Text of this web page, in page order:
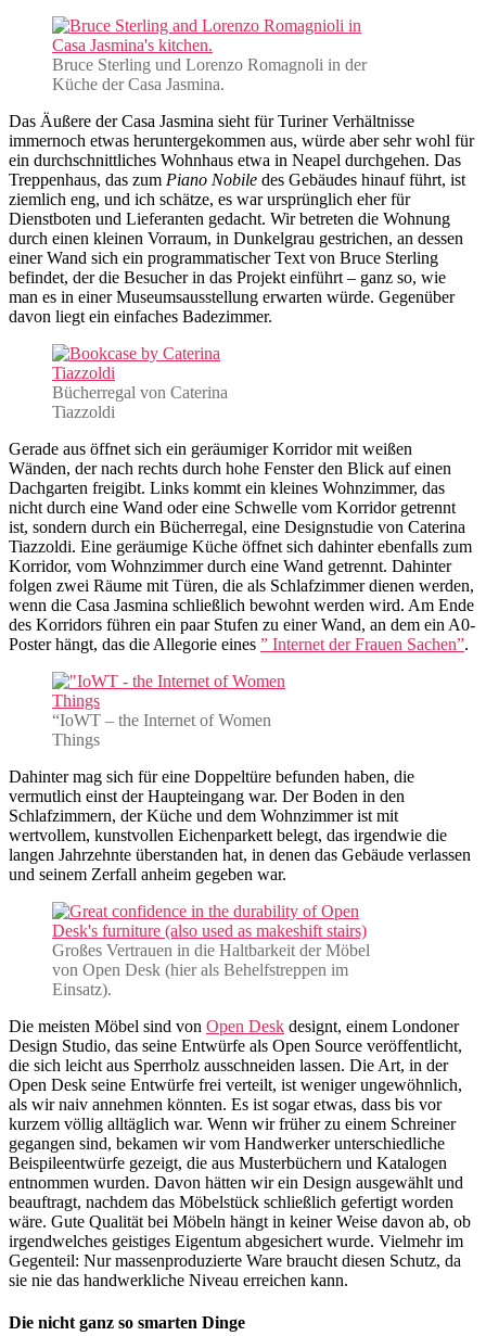
Bruce Sterling und Lorenzo Romagnoli in der
Küche der Casa Jasmina.
Das Äußere der Casa Jasmina sieht für Turiner Verhältnisse
immernoch etwas heruntergekommen aus, würde aber sehr wohl für
ein durchschnittliches Wohnhaus etwa in Neapel durchgehen. Das
Treppenhaus, das zum Piano Nobile des Gebäudes hinauf führt, ist
ziemlich eng, und ich schätze, es war ursprünglich eher für
Dienstboten und Lieferanten gedacht. Wir betreten die Wohnung
durch einen kleinen Vorraum, in Dunkelgrau gestrichen, an dessen
einer Wand sich ein programmatischer Text von Bruce Sterling
befindet, der die Besucher in das Projekt einführt – ganz so, wie
man es in einer Museumsausstellung erwarten würde. Gegenüber
davon liegt ein einfaches Badezimmer.
Bücherregal von Caterina
Tiazzoldi
Gerade aus öffnet sich ein geräumiger Korridor mit weißen
Wänden, der nach rechts durch hohe Fenster den Blick auf einen
Dachgarten freigibt. Links kommt ein kleines Wohnzimmer, das
nicht durch eine Wand oder eine Schwelle vom Korridor getrennt
ist, sondern durch ein Bücherregal, eine Designstudie von Caterina
Tiazzoldi. Eine geräumige Küche öffnet sich dahinter ebenfalls zum
Korridor, vom Wohnzimmer durch eine Wand getrennt. Dahinter
folgen zwei Räume mit Türen, die als Schlafzimmer dienen werden,
wenn die Casa Jasmina schließlich bewohnt werden wird. Am Ende
des Korridors führen ein paar Stufen zu einer Wand, an dem ein A0-
Poster hängt, das die Allegorie eines ” Internet der Frauen Sachen”.
“IoWT – the Internet of Women
Things
Dahinter mag sich für eine Doppeltüre befunden haben, die
vermutlich einst der Haupteingang war. Der Boden in den
Schlafzimmern, der Küche und dem Wohnzimmer ist mit
wertvollem, kunstvollen Eichenparkett belegt, das irgendwie die
langen Jahrzehnte überstanden hat, in denen das Gebäude verlassen
und seinem Zerfall anheim gegeben war.
Großes Vertrauen in die Haltbarkeit der Möbel
von Open Desk (hier als Behelfstreppen im
Einsatz).
Die meisten Möbel sind von Open Desk designt, einem Londoner
Design Studio, das seine Entwürfe als Open Source veröffentlicht,
die sich leicht aus Sperrholz ausschneiden lassen. Die Art, in der
Open Desk seine Entwürfe frei verteilt, ist weniger ungewöhnlich,
als wir naiv annehmen könnten. Es ist sogar etwas, dass bis vor
kurzem völlig alltäglich war. Wenn wir früher zu einem Schreiner
gegangen sind, bekamen wir vom Handwerker unterschiedliche
Beispileentwürfe gezeigt, die aus Musterbüchern und Katalogen
entnommen wurden. Davon hätten wir ein Design ausgewählt und
beauftragt, nachdem das Möbelstück schließlich gefertigt worden
wäre. Gute Qualität bei Möbeln hängt in keiner Weise davon ab, ob
irgendwelches geistiges Eigentum abgesichert wurde. Vielmehr im
Gegenteil: Nur massenproduzierte Ware braucht diesen Schutz, da
sie nie das handwerkliche Niveau erreichen kann.
Die nicht ganz so smarten Dinge